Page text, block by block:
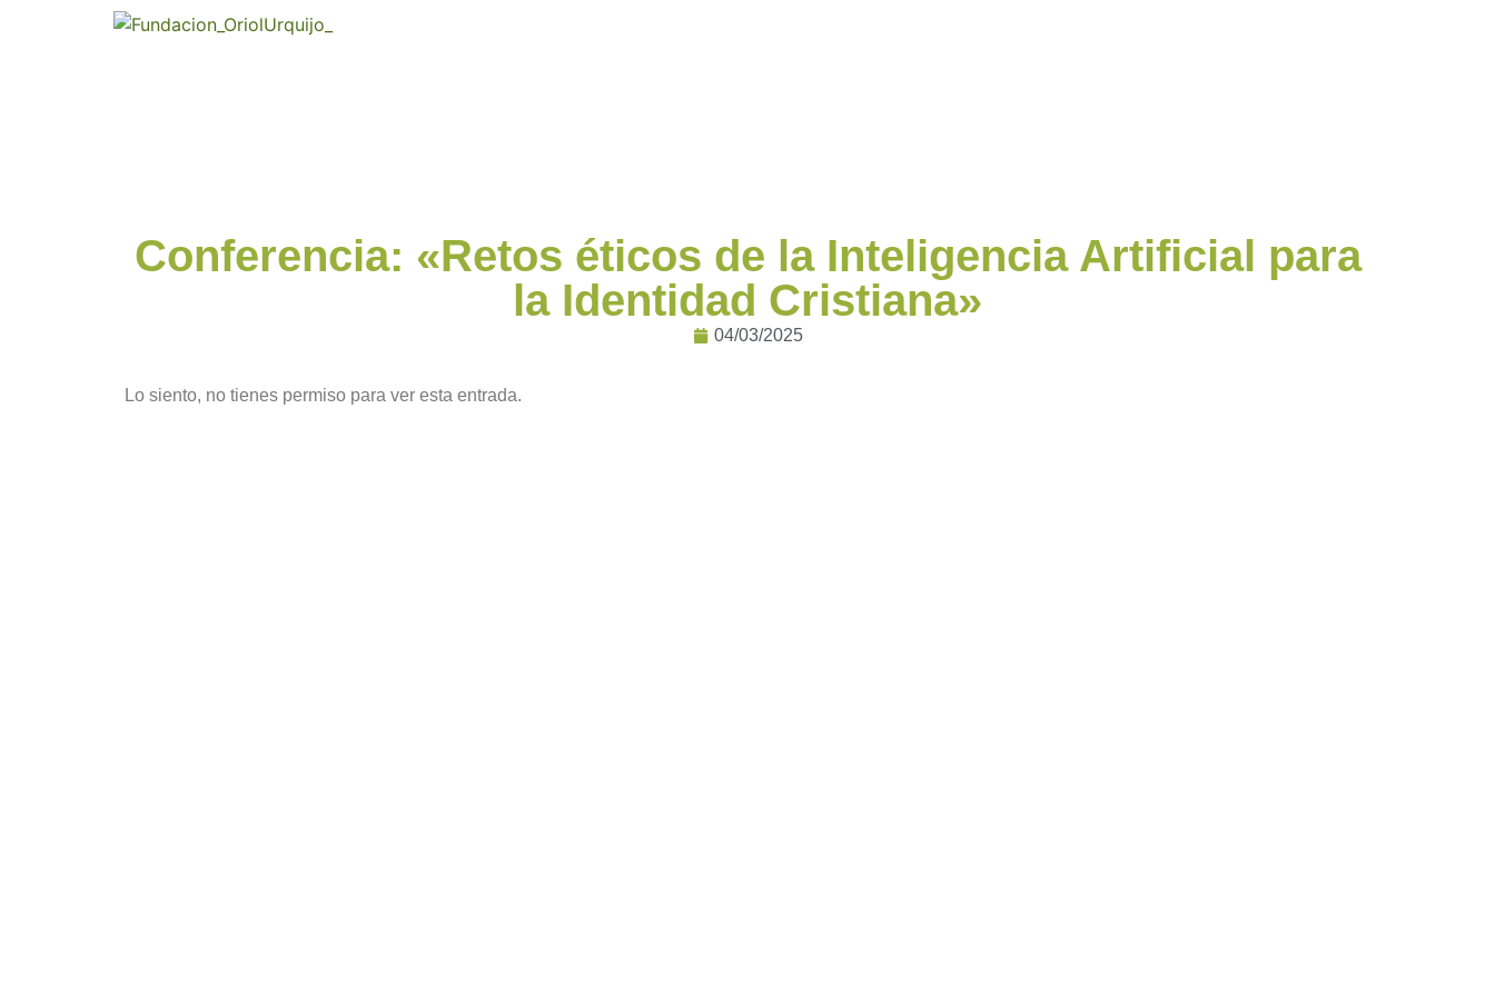
Conferencia: «Retos éticos de la Inteligencia Artificial para
la Identidad Cristiana»
04/03/2025
Lo siento, no tienes permiso para ver esta entrada.